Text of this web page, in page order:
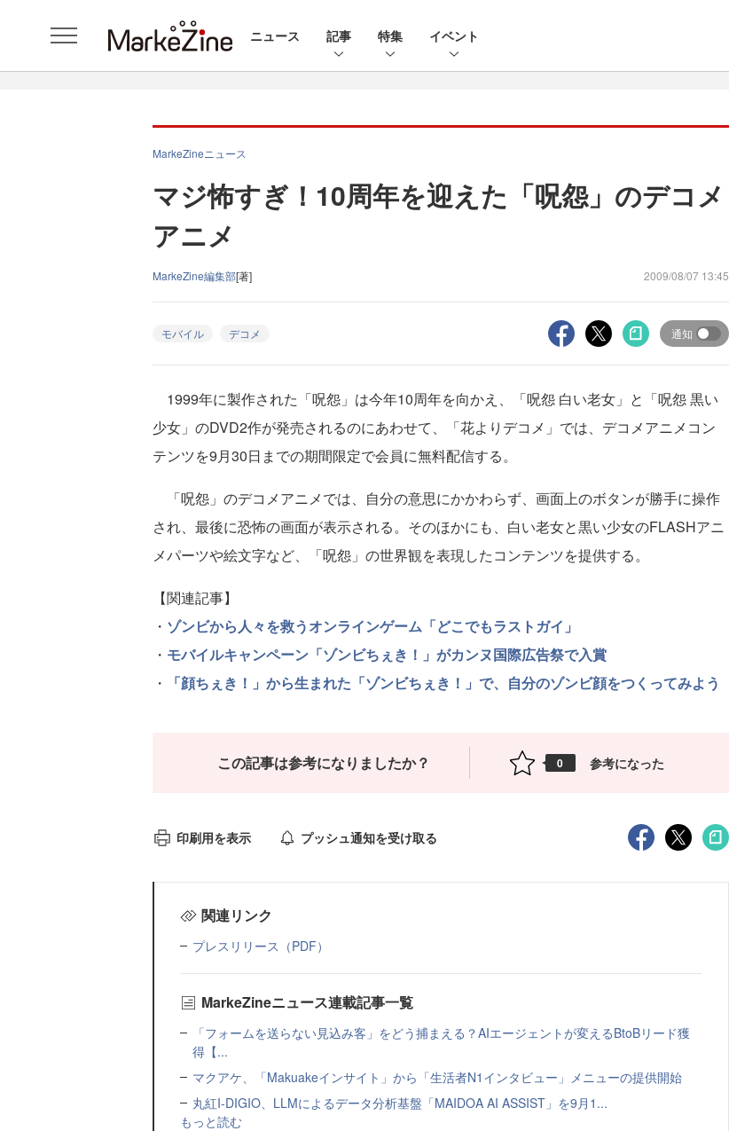
ニュース 記事 特集 イベント
MarkeZineニュース
マジ怖すぎ！10周年を迎えた「呪怨」のデコメ
アニメ
MarkeZine編集部[著] 2009/08/07 13:45
モバイル デコメ 通知
1999年に製作された「呪怨」は今年10周年を向かえ、「呪怨 白い老女」と「呪怨 黒い
少女」のDVD2作が発売されるのにあわせて、「花よりデコメ」では、デコメアニメコン
テンツを9月30日までの期間限定で会員に無料配信する。
「呪怨」のデコメアニメでは、自分の意思にかかわらず、画面上のボタンが勝手に操作
され、最後に恐怖の画面が表示される。そのほかにも、白い老女と黒い少女のFLASHアニ
メパーツや絵文字など、「呪怨」の世界観を表現したコンテンツを提供する。
【関連記事】
・ ゾンビから人々を救うオンラインゲーム「どこでもラストガイ」
・ モバイルキャンペーン「ゾンビちぇき！」がカンヌ国際広告祭で入賞
・
「顔ちぇき！」から生まれた「ゾンビちぇき！」で、自分のゾンビ顔をつくってみよう
この記事は参考になりましたか？ 0 参考になった
印刷用を表示 プッシュ通知を受け取る
関連リンク
プレスリリース（PDF）
MarkeZineニュース連載記事一覧
「フォームを送らない見込み客」をどう捕まえる？AIエージェントが変えるBtoBリード獲
得【...
マクアケ、「Makuakeインサイト」から「生活者N1インタビュー」メニューの提供開始
丸紅I-DIGIO、LLMによるデータ分析基盤「MAIDOA AI ASSIST」を9月1...
もっと読む